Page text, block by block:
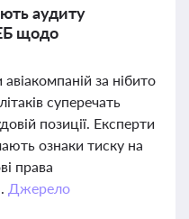
аудиту
щодо
за нібито
суперечать
позиції. Експерти
ознаки тиску на
права
Джерело